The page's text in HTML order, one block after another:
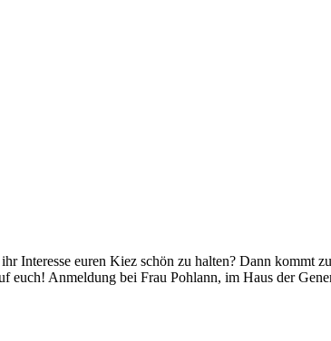
Interesse euren Kiez schön zu halten? Dann kommt
Anmeldung bei Frau Pohlann, im Haus der